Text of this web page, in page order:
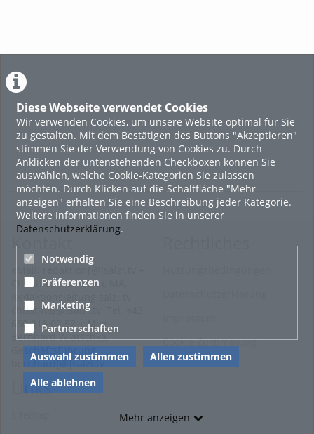
Diese Webseite verwendet Cookies
Wir verwenden Cookies, um unsere Website optimal für Sie
zu gestalten. Mit dem Bestätigen des Buttons "Akzeptieren"
stimmen Sie der Verwendung von Cookies zu. Durch
Anklicken der untenstehenden Checkboxen können Sie
auswählen, welche Cookie-Kategorien Sie zulassen
möchten. Durch Klicken auf die Schaltfläche "Mehr
anzeigen" erhalten Sie eine Beschreibung jeder Kategorie.
Weitere Informationen finden Sie in unserer
Datenschutzerklärung.
Notwendig
Präferenzen
Marketing
Partnerschaften
Auswahl zustimmen
Allen zustimmen
Alle ablehnen
Mehr anzeigen
Kontakt
Christina Wiatschka, MA,
Redaktionsleitung salzi.tv
christina[@]salzi.tv; Tel. +43
660 818 02 52 + Mag.
Bernhard Wiatschka,
Geschäftsführung
bernhard[@]salzi.tv
Rechtliches
Cookie-Zustimmung
Links